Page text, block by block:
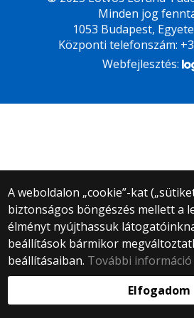
A weboldalon „cookie”-kat
biztonságos böngészés mellett a
élményt nyújthassuk
beállítások bármikor
beállításaiban. További információ
Elfogadom
Minden jog
1053 Budapest,
Központi telefonszám:
Webfejlesztés: